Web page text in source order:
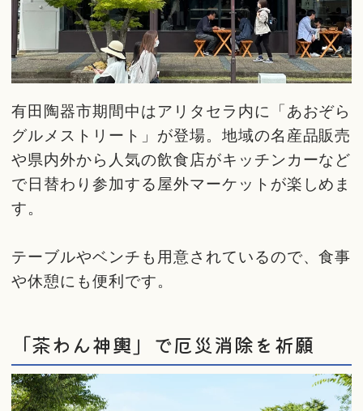
有田陶器市期間中はアリタセラ内に「あおぞら
グルメストリート」が登場。地域の名産品販売
や県内外から人気の飲食店がキッチンカーなど
で日替わり参加する屋外マーケットが楽しめま
す。
テーブルやベンチも用意されているので、食事
や休憩にも便利です。
「茶わん神輿」で厄災消除を祈願